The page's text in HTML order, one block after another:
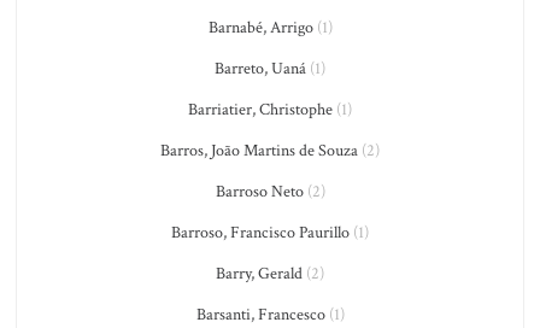
Barnabé, Arrigo(1)
Barreto, Uaná (1)
Barriatier, Christophe (1)
Barros, João Martins de Souza (2)
Barroso Neto(2)
Barroso, Francisco Paurillo (1)
Barry, Gerald (2)
Barsanti, Francesco(1)